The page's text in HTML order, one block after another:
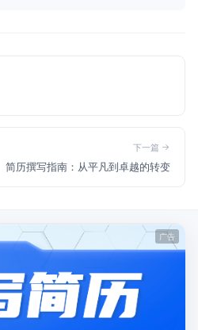
下一篇
简历撰写指南：从平凡到卓越的转变